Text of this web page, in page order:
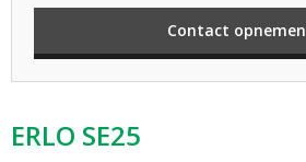
Contact opnemen
ERLO SE25